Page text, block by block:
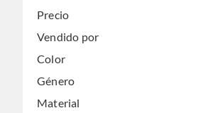
Precio
Vendido por
Color
Género
Material